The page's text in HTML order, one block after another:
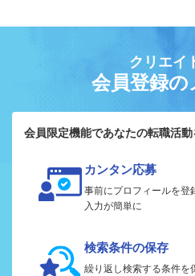
クリエイ
会員登録の
会員限定機能であなたの転職活動
カンタン応募
事前にプロフィールを登
入力が簡単に
検索条件の保存
繰り返し検索する条件を